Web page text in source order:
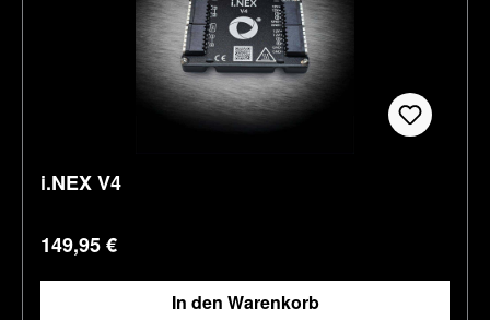
i.NEX V4
Regulärer Preis:
149,95 €
In den Warenkorb